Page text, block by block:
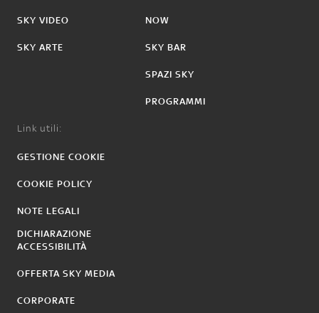
SKY VIDEO
SKY ARTE
NOW
SKY BAR
SPAZI SKY
PROGRAMMI
Link utili:
GESTIONE COOKIE
COOKIE POLICY
NOTE LEGALI
DICHIARAZIONE
ACCESSIBILITÀ
OFFERTA SKY MEDIA
CORPORATE